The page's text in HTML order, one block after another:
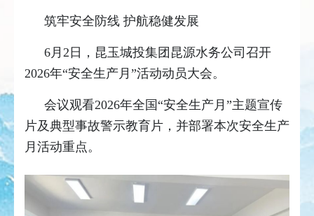
筑牢安全防线 护航稳健发展
6月2日，昆玉城投集团昆源水务公司召开
2026年“安全生产月”活动动员大会。
会议观看2026年全国“安全生产月”主题宣传
片及典型事故警示教育片，并部署本次安全生产
月活动重点。